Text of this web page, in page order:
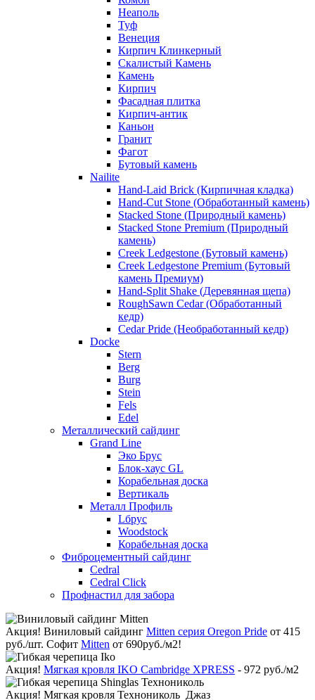
Неаполь
Туф
Венеция
Кирпич Клинкерный
Скалистый Камень
Камень
Кирпич
Фасадная плитка
Кирпич-антик
Каньон
Гранит
Фагот
Бутовый камень
Nailite
Hand-Laid Brick (Кирпичная кладка)
Hand-Cut Stone (Обработанный камень)
Stacked Stone (Природный камень)
Stacked Stone Premium (Природный
камень)
Creek Ledgestone (Бутовый камень)
Creek Ledgestone Premium (Бутовый
камень Премиум)
Hand-Split Shake (Деревянная щепа)
RoughSawn Cedar (Обработанный
кедр)
Cedar Pride (Необработанный кедр)
Docke
Stern
Berg
Burg
Stein
Fels
Edel
Металлический сайдинг
Grand Line
Эко Брус
Блок-хаус GL
Корабельная доска
Вертикаль
Металл Профиль
Lбрус
Woodstock
Корабельная доска
Фиброцементный сайдинг
Cedral
Cedral Click
Профнастил для забора
Акция! Виниловый сайдинг Mitten серия Oregon Pride от 415
руб./шт. Софит Mitten от 690руб./м2!
Акция! Мягкая кровля IKO Cambridge XPRESS - 972 руб./м2
Акция! Мягкая кровля Технониколь Джаз